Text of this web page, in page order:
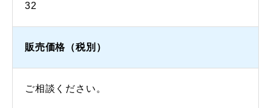
32
販売価格（税別）
ご相談ください。